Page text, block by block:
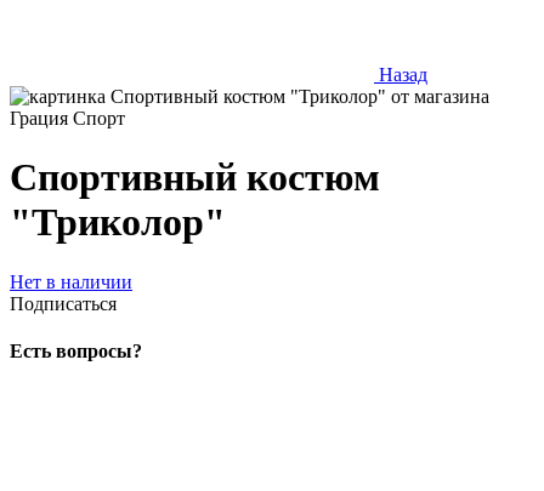
Назад
Спортивный костюм
"Триколор"
Нет в наличии
Подписаться
Есть вопросы?